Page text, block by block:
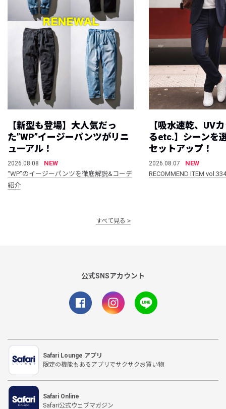
【新型も登場】大人気だっ
た”WP”イージーパンツがリニ
ューアル！
2026.08.08
NEW
“WP”のイージーパンツを徹底解説&コーデ
紹介
【吸水速乾、UV
るetc.】シーンを
セットアップ！
2026.08.07
NEW
RECOMMEND ITEM vol.334
すべて見る
公式SNSアカウント
Safari Lounge アプリ
限定の機能もあるアプリでサクサクお買い物
Safari Online
Safari公式ウェブマガジン